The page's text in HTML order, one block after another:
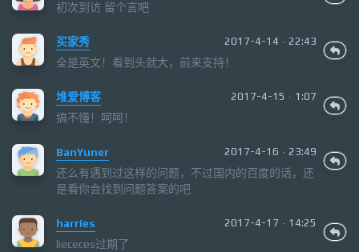
初次到访 留个言吧
买家秀 2017-4-14 · 22:43
全是英文！看到头就大，前来支持！
堆爱博客 2017-4-15 · 1:07
搞不懂！呵呵！
BanYuner 2017-4-16 · 23:49
还么有遇到过这样的问题，不过国内的百度的话，还
是看你会找到问题答案的吧
harries 2017-4-17 · 14:25
liececes过期了